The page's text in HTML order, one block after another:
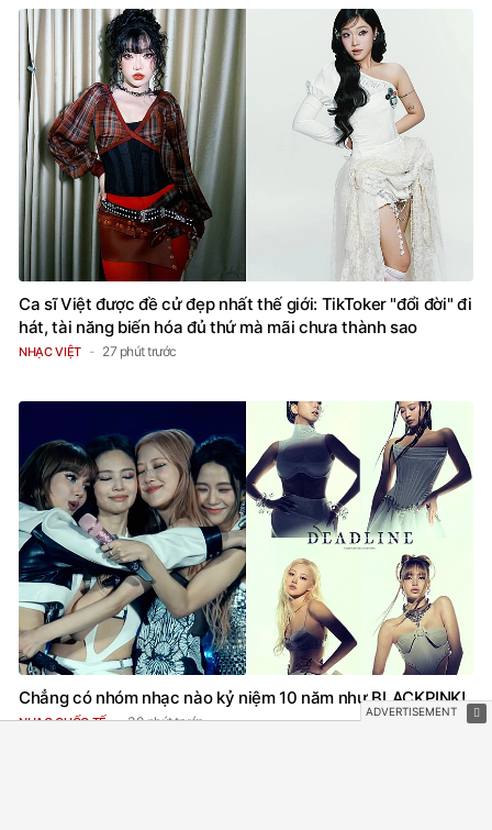
Ca sĩ Việt được đề cử đẹp nhất thế giới: TikToker "đổi đời" đi
hát, tài năng biến hóa đủ thứ mà mãi chưa thành sao
NHẠC VIỆT 27 phút trước
Chẳng có nhóm nhạc nào kỷ niệm 10 năm như BLACKPINK!
NHẠC QUỐC TẾ 30 phút trước